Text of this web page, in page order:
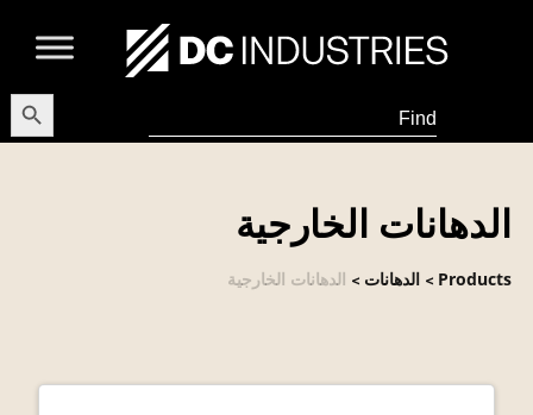
Search
for:
Button
الدهانات الخارجية
Products
> الدهانات > الدهانات الخارجية